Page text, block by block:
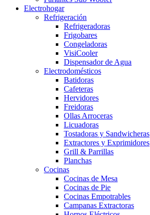
Electrohogar
Refrigeración
Refrigeradoras
Frigobares
Congeladoras
VisiCooler
Dispensador de Agua
Electrodomésticos
Batidoras
Cafeteras
Hervidores
Freidoras
Ollas Arroceras
Licuadoras
Tostadoras y Sandwicheras
Extractores y Exprimidores
Grill & Parrillas
Planchas
Cocinas
Cocinas de Mesa
Cocinas de Pie
Cocinas Empotrables
Campanas Extractoras